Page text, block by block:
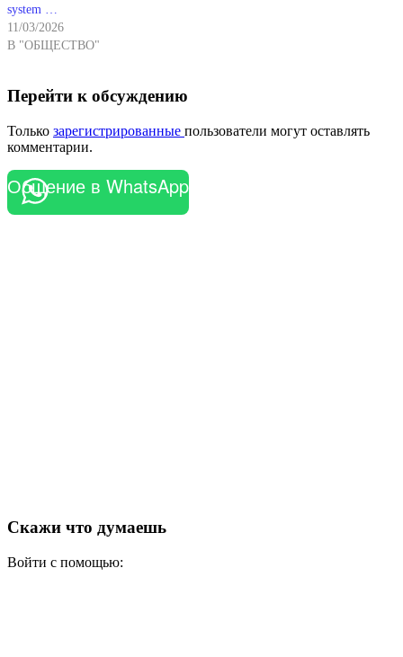
system …
11/03/2026
В "ОБЩЕСТВО"
Перейти к обсуждению
Только зарегистрированные пользователи могут оставлять
комментарии.
Общение в WhatsApp
Скажи что думаешь
Войти с помощью: